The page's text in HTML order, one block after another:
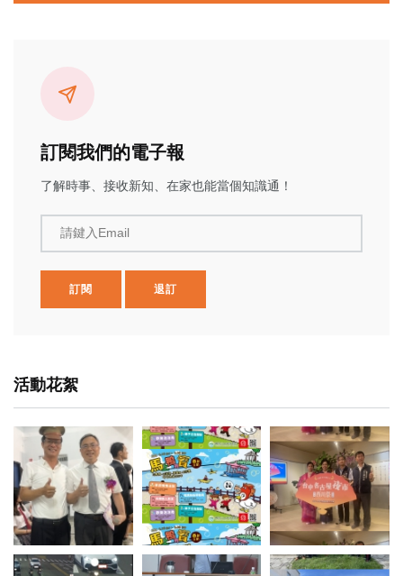
訂閱我們的電子報
了解時事、接收新知、在家也能當個知識通！
請鍵入Email
訂閱 退訂
活動花絮